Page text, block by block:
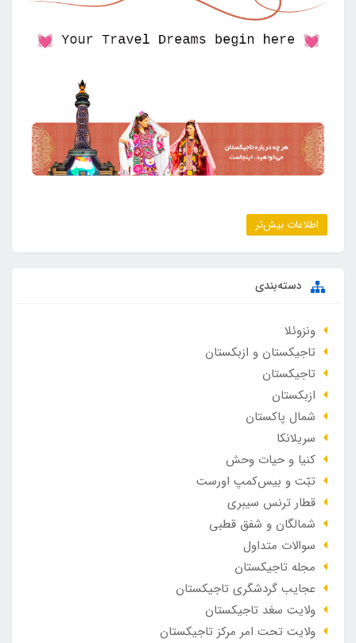
اطلاعات بیش‌تر
دسته‌بندی
ونزوئلا
تاجیکستان و ازبکستان
تاجیکستان
ازبکستان
شمال پاکستان
سریلانکا
کنیا و حیات وحش
تبّت و بیس‌کمپ اورست
قطار ترنس سیبری
شمالگان و شفق قطبی
سوالات متداول
مجله تاجیکستان
عجایب گردشگری تاجیکستان
ولایت سغد تاجیکستان
ولایت تحت امر مرکز تاجیکستان